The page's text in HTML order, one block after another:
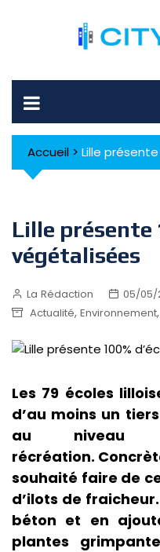
Accueil > Lille
Lille présente
végétalisées
La Rédaction
05/05/
Actualité, Environnement,
Les 79 écoles
d’au moins un
au niveau
récréation.
souhaité faire de
d’ilots de
béton et en
plantes